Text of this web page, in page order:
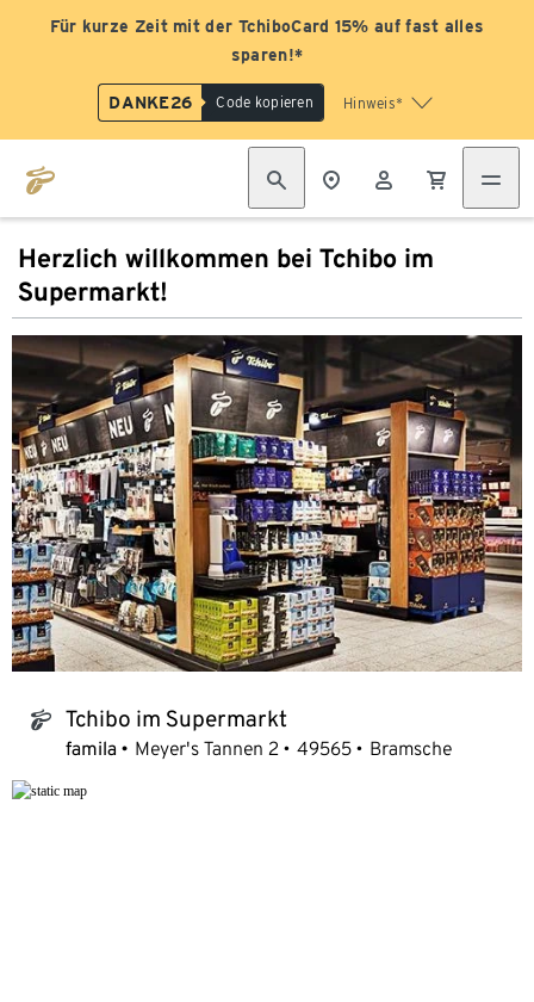
Für kurze Zeit mit der TchiboCard 15% auf fast alles
sparen!*
DANKE26 Code kopieren Hinweis*
Herzlich willkommen bei Tchibo im
Supermarkt!
tchibo_logo Tchibo im Supermarkt
famila Meyer's Tannen 2 49565 Bramsche